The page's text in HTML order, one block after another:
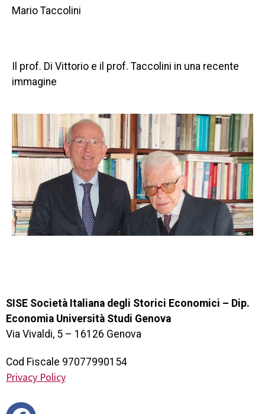
Mario Taccolini
Il prof. Di Vittorio e il prof. Taccolini in una recente
immagine
SISE Società Italiana degli Storici Economici – Dip.
Economia Università Studi Genova
Via Vivaldi, 5 – 16126 Genova
Cod Fiscale 97077990154
Privacy Policy